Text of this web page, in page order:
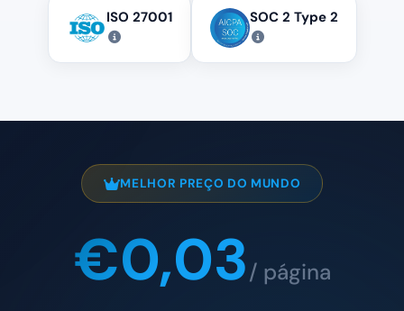
ISO 27001 SOC 2 Type 2
MELHOR PREÇO DO MUNDO
€0,03/ página